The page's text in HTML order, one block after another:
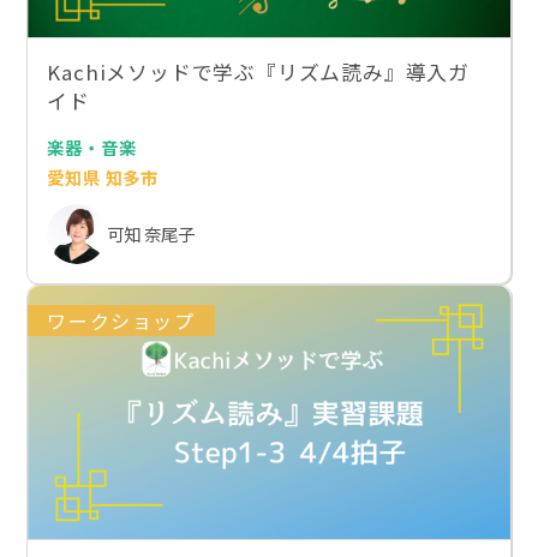
Kachiメソッドで学ぶ『リズム読み』導入ガ
イド
楽器・音楽
愛知県 知多市
可知 奈尾子
ワークショップ